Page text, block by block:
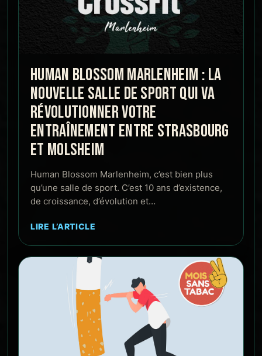
HUMAN BLOSSOM MARLENHEIM : LA
NOUVELLE SALLE DE SPORT QUI VA
RÉVOLUTIONNER VOTRE
ENTRAÎNEMENT ENTRE STRASBOURG
ET MOLSHEIM
Human Blossom Marlenheim, c’est bien plus
qu’une salle de sport. C’est 10 ans d’existence,
de croissance, d’évolution et…
LIRE L’ARTICLE